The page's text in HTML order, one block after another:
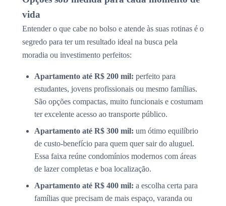
vida
Entender o que cabe no bolso e atende às suas rotinas é o
segredo para ter um resultado ideal na busca pela
moradia ou investimento perfeitos:
Apartamento até R$ 200 mil: perfeito para
estudantes, jovens profissionais ou mesmo famílias.
São opções compactas, muito funcionais e costumam
ter excelente acesso ao transporte público.
Apartamento até R$ 300 mil: um ótimo equilíbrio
de custo-benefício para quem quer sair do aluguel.
Essa faixa reúne condomínios modernos com áreas
de lazer completas e boa localização.
Apartamento até R$ 400 mil: a escolha certa para
famílias que precisam de mais espaço, varanda ou